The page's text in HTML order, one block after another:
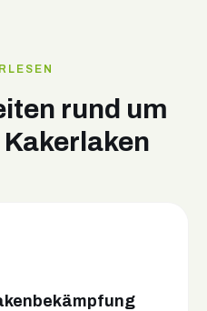
rund um